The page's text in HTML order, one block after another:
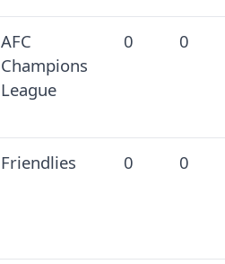
AFC
Champions
League
0 0
Friendlies 0 0